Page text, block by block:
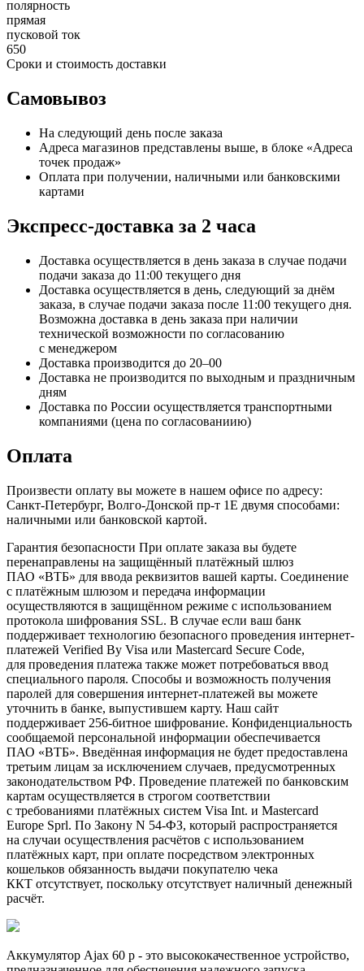
полярность
прямая
пусковой ток
650
Сроки и стоимость доставки
Самовывоз
На следующий день после заказа
Адреса магазинов представлены выше, в блоке «Адреса
точек продаж»
Оплата при получении, наличными или банковскими
картами
Экспресс-доставка за 2 часa
Доставка осуществляется в день заказа в случае подачи
подачи заказа до 11:00 текущего дня
Доставка осуществляется в день, следующий за днём
заказа, в случае подачи заказа после 11:00 текущего дня.
Возможна доставка в день заказа при наличии
технической возможности по согласованию
с менеджером
Доставка производится до 20–00
Доставка не производится по выходным и праздничным
дням
Доставка по России осуществляется транспортными
компаниями (цена по согласованиию)
Оплата
Произвести оплату вы можете в нашем офисе по адресу:
Санкт-Петербург, Волго-Донской пр-т 1Е двумя способами:
наличными или банковской картой.
Гарантия безопасности При оплате заказа вы будете
перенаправлены на защищённый платёжный шлюз
ПАО «ВТБ» для ввода реквизитов вашей карты. Соединение
с платёжным шлюзом и передача информации
осуществляются в защищённом режиме с использованием
протокола шифрования SSL. В случае если ваш банк
поддерживает технологию безопасного проведения интернет-
платежей Verified By Visa или Mastercard Secure Code,
для проведения платежа также может потребоваться ввод
специального пароля. Способы и возможность получения
паролей для совершения интернет-платежей вы можете
уточнить в банке, выпустившем карту. Наш сайт
поддерживает 256-битное шифрование. Конфиденциальность
сообщаемой персональной информации обеспечивается
ПАО «ВТБ». Введённая информация не будет предоставлена
третьим лицам за исключением случаев, предусмотренных
законодательством РФ. Проведение платежей по банковским
картам осуществляется в строгом соответствии
с требованиями платёжных систем Visa Int. и Mastercard
Europe Sprl. По Закону N 54-ФЗ, который распространяется
на случаи осуществления расчётов с использованием
платёжных карт, при оплате посредством электронных
кошельков обязанность выдачи покупателю чека
ККТ отсутствует, поскольку отсутствует наличный денежный
расчёт.
Аккумулятор Ajax 60 p - это высококачественное устройство,